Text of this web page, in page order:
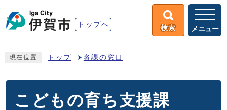
トップへ 検索 メニュー
現在位置 トップ 各課の窓口
こどもの育ち支援課